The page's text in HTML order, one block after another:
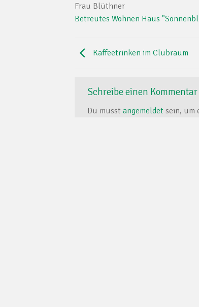
Frau Blüthner
Betreutes Wohnen Haus
Kaffeetrinken im Clubraum
Schreibe einen Kommentar
Du musst angemeldet sein, um